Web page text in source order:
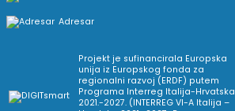
Adresar
Projekt je sufinancirala Europska
unija iz Europskog fonda za
regionalni razvoj (ERDF) putem
Programa Interreg Italija-Hrvatska
2021.-2027. (INTERREG VI-A Italija –